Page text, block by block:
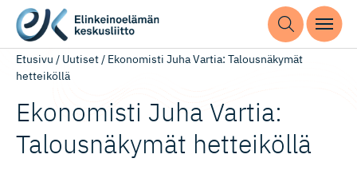
Etusivu / Uutiset/ Ekonomisti Juha Vartia: Talousnäkymät
hetteiköllä
Ekonomisti Juha Vartia:
Talousnäkymät hetteiköllä